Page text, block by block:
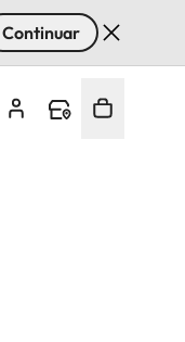
Continuar